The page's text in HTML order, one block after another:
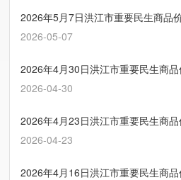
2026年5月7日洪江市重要民生商品
2026-05-07
2026年4月30日洪江市重要民生商
2026-04-30
2026年4月23日洪江市重要民生商
2026-04-23
2026年4月16日洪江市重要民生商